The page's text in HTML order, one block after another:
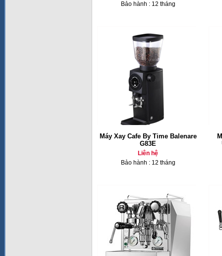
Bảo hành : 12 tháng
Máy Xay Cafe By Time Balenare
G83E
Liên hệ
Bảo hành : 12 tháng